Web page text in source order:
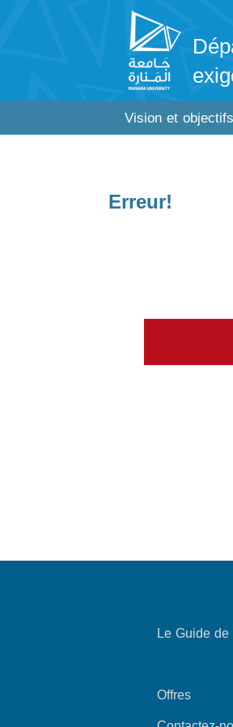
Vision et objectifs
Erreur!
Le Guide de
Offres